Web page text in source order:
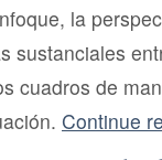
la
sustanciales
cuadros de
Continue